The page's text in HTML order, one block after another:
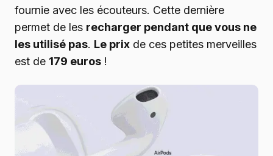
fournie avec les écouteurs. Cette dernière
permet de les recharger pendant que vous ne
les utilisé pas. Le prix de ces petites merveilles
est de 179 euros !